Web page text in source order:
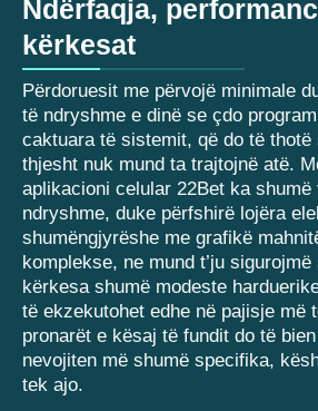
Ndërfaqja,
kërkesat
Përdoruesit me përvojë minimale
të ndryshme e dinë se çdo
caktuara të sistemit, që do të thotë
thjesht nuk mund ta trajtojnë atë.
aplikacioni celular 22Bet ka shumë
ndryshme, duke përfshirë lojëra
shumëngjyrëshe me grafikë
komplekse, ne mund t’ju
kërkesa shumë modeste
të ekzekutohet edhe në pajisje më
pronarët e kësaj të fundit do të
nevojiten më shumë specifika,
tek ajo.